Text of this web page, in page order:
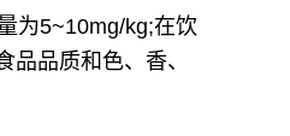
为5~10mg/kg;在饮
品质和色、香、